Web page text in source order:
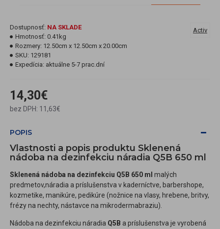
14,30€
bez DPH: 11,63€
Dostupnosť: NA SKLADE
Hmotnosť: 0.41kg
Rozmery: 12.50cm x 12.50cm x 20.00cm
SKU: 129181
Expedícia: aktuálne 5-7 prac.dní
Activ
POPIS
Vlastnosti a popis produktu Sklenená
nádoba na dezinfekciu náradia Q5B 650 ml
Sklenená nádoba na dezinfekciu Q5B 650 ml malých
predmetov,náradia a príslušenstva v kaderníctve, barbershope,
kozmetike, manikúre, pedikúre (nožnice na vlasy, hrebene, britvy,
frézy na nechty, nástavce na mikrodermabraziu).
Nádoba na dezinfekciu náradia Q5B a príslušenstva je vyrobená